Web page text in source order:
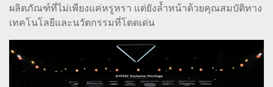
ผลิตภัณฑ์ที่ไม่เพียงแค่หรูหรา แต่ยังล้ำหน้าด้วยคุณสมบัติทาง
เทคโนโลยีและนวัตกรรมที่โดดเด่น